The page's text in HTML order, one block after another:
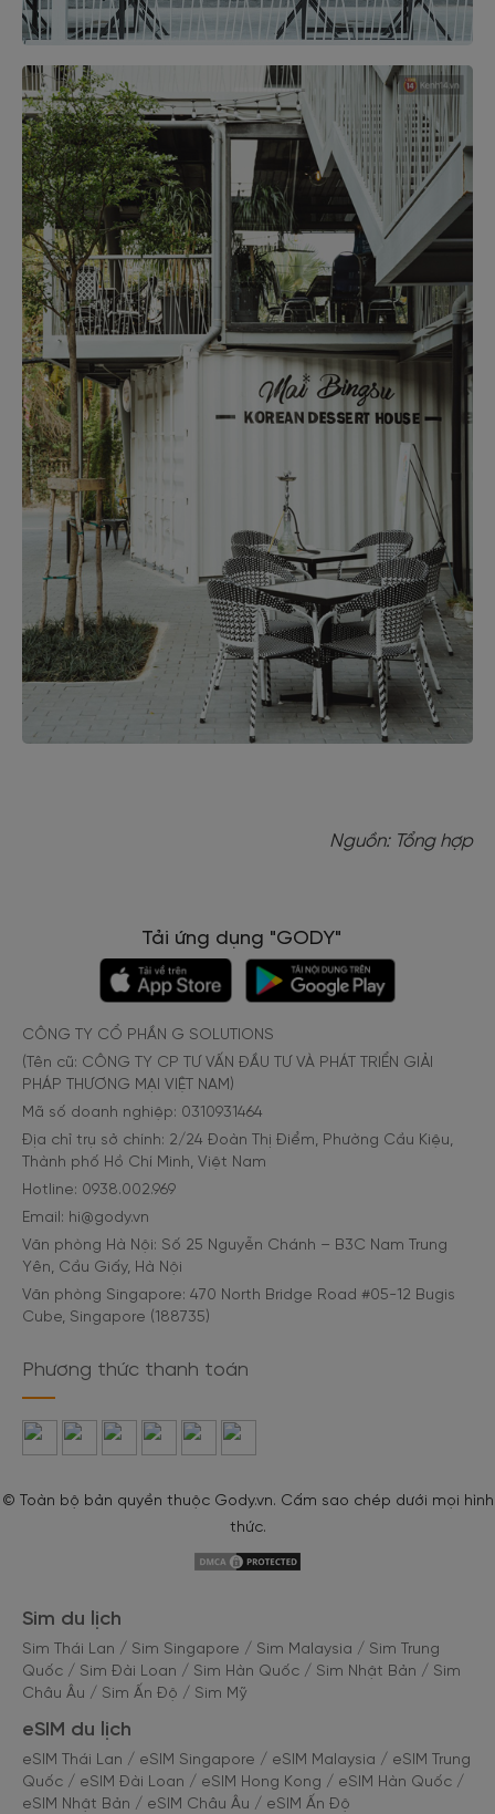
Nguồn: Tổng hợp
Tải ứng dụng "GODY"
CÔNG TY CỔ PHẦN G SOLUTIONS
(Tên cũ: CÔNG TY CP TƯ VẤN ĐẦU TƯ VÀ PHÁT TRIỂN GIẢI
PHÁP THƯƠNG MẠI VIỆT NAM)
Mã số doanh nghiệp: 0310931464
Địa chỉ trụ sở chính: 2/24 Đoàn Thị Điểm, Phường Cầu Kiệu,
Thành phố Hồ Chí Minh, Việt Nam
Hotline: 0938.002.969
Email: hi@gody.vn
Văn phòng Hà Nội: Số 25 Nguyễn Chánh – B3C Nam Trung
Yên, Cầu Giấy, Hà Nội
Văn phòng Singapore: 470 North Bridge Road #05-12 Bugis
Cube, Singapore (188735)
Phương thức thanh toán
© Toàn bộ bản quyền thuộc Gody.vn. Cấm sao chép dưới mọi hình
thức.
Sim du lịch
Sim Thái Lan / Sim Singapore / Sim Malaysia / Sim Trung
Quốc / Sim Đài Loan / Sim Hàn Quốc / Sim Nhật Bản / Sim
Châu Âu / Sim Ấn Độ / Sim Mỹ
eSIM du lịch
eSIM Thái Lan / eSIM Singapore / eSIM Malaysia / eSIM Trung
Quốc / eSIM Đài Loan / eSIM Hong Kong / eSIM Hàn Quốc /
eSIM Nhật Bản / eSIM Châu Âu / eSIM Ấn Độ